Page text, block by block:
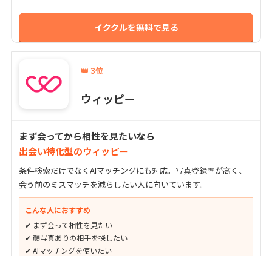
イククルを無料で見る
👑 3位
ウィッピー
まず会ってから相性を見たいなら
出会い特化型のウィッピー
条件検索だけでなくAIマッチングにも対応。写真登録率が高く、
会う前のミスマッチを減らしたい人に向いています。
こんな人におすすめ
✔ まず会って相性を見たい
✔ 顔写真ありの相手を探したい
✔ AIマッチングを使いたい